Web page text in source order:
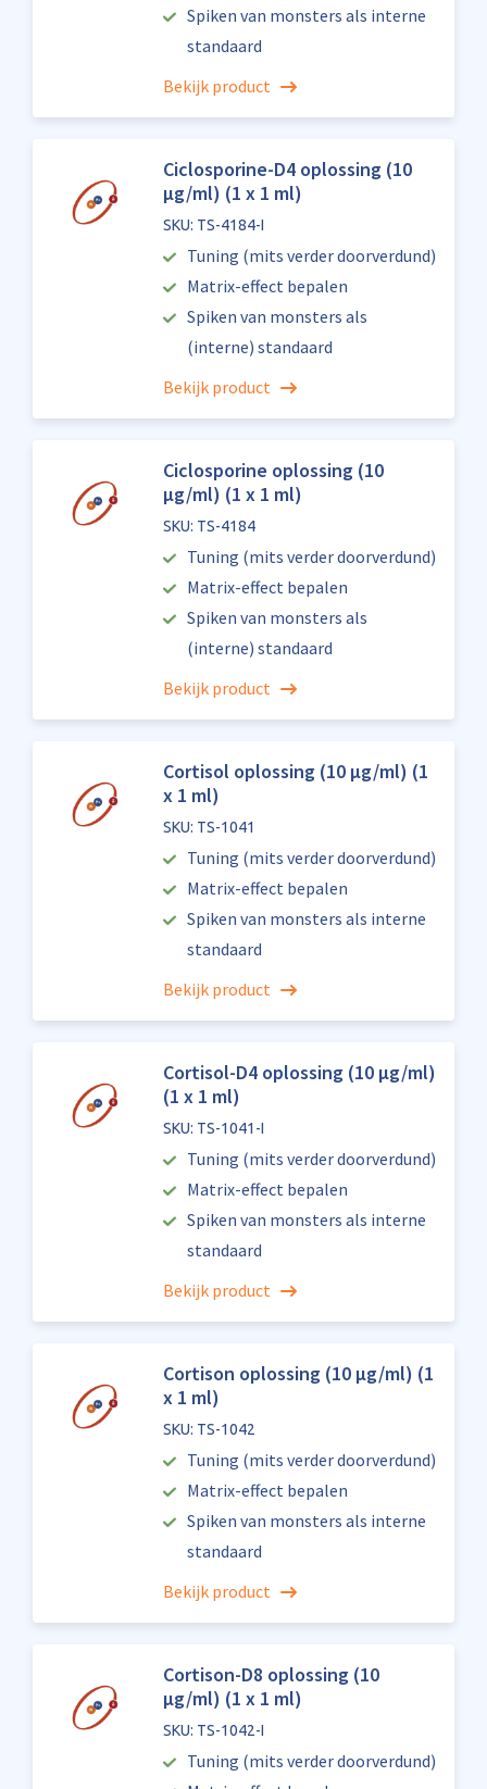
Spiken van monsters als interne
standaard
Bekijk product
Ciclosporine-D4 oplossing (10
µg/ml) (1 x 1 ml)
SKU: TS-4184-I
Tuning (mits verder doorverdund)
Matrix-effect bepalen
Spiken van monsters als
(interne) standaard
Bekijk product
Ciclosporine oplossing (10
µg/ml) (1 x 1 ml)
SKU: TS-4184
Tuning (mits verder doorverdund)
Matrix-effect bepalen
Spiken van monsters als
(interne) standaard
Bekijk product
Cortisol oplossing (10 µg/ml) (1
x 1 ml)
SKU: TS-1041
Tuning (mits verder doorverdund)
Matrix-effect bepalen
Spiken van monsters als interne
standaard
Bekijk product
Cortisol-D4 oplossing (10 µg/ml)
(1 x 1 ml)
SKU: TS-1041-I
Tuning (mits verder doorverdund)
Matrix-effect bepalen
Spiken van monsters als interne
standaard
Bekijk product
Cortison oplossing (10 µg/ml) (1
x 1 ml)
SKU: TS-1042
Tuning (mits verder doorverdund)
Matrix-effect bepalen
Spiken van monsters als interne
standaard
Bekijk product
Cortison-D8 oplossing (10
µg/ml) (1 x 1 ml)
SKU: TS-1042-I
Tuning (mits verder doorverdund)